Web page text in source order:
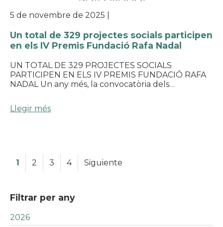
5 de novembre de 2025
Un total de 329 projectes socials participen
en els IV Premis Fundació Rafa Nadal
UN TOTAL DE 329 PROJECTES SOCIALS
PARTICIPEN EN ELS IV PREMIS FUNDACIÓ RAFA
NADAL Un any més, la convocatòria dels…
Llegir més
1 2 3 4 Siguiente
Filtrar per any
2026